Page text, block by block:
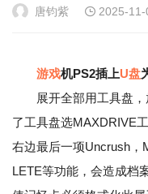
唐钧紫 2025-
游戏机PS2插上U盘
展开全部用工具盘，
了工具盘选MAXDRIVE
右边最后一项Uncrush，
LETE等功能，会造成档